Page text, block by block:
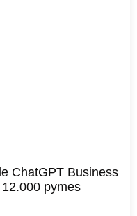
ChatGPT Business
pymes